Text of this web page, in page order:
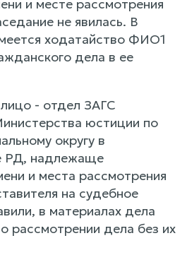
и месте рассмотрения
не явилась. В
ходатайство ФИО1
дела в ее
- отдел ЗАГС
юстиции по
округу в
РД, надлежаще
и места рассмотрения
на судебное
в материалах дела
рассмотрении дела без их